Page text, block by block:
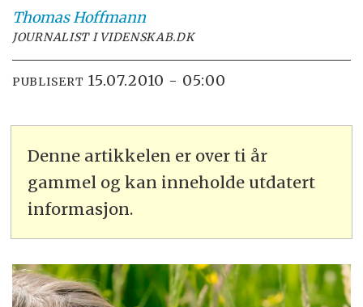
ThomasHoffmann
JOURNALIST I VIDENSKAB.DK
PUBLISERT 15.07.2010 - 05:00
Denne artikkelen er over ti år
gammel og kan inneholde utdatert
informasjon.